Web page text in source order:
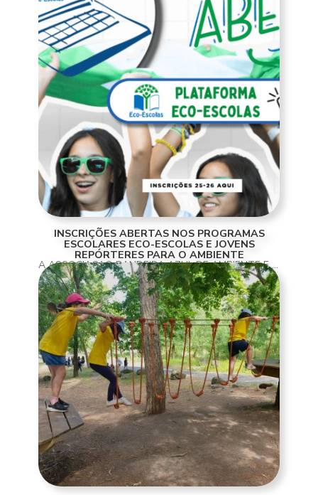
INSCRIÇÕES ABERTAS NOS PROGRAMAS
ESCOLARES ECO-ESCOLAS E JOVENS
REPÓRTERES PARA O AMBIENTE
A ASSOCIAÇÃO BANDEIRA AZUL DE AMBIENTE E EDUCAÇÃO INFORMA QUE JÁ ABRIRAM AS INSCRIÇÕES NOS PROGRAMAS ESCOLARES ECO-ESCOLAS E JOVENS REPÓRTERES PARA O AMBIENTE, AS QUAIS DEVERÃO SER REALIZADAS NAS RESPETIVAS PLATAFORMAS ATÉ DIA 31 DE OUTUBRO. ECO-ESCOLAS É UM PROGRAMA...
READ MORE